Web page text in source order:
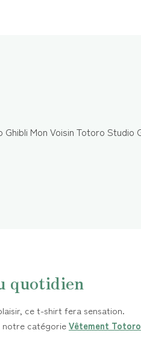
quotidien
ce t-shirt fera sensation.
notre catégorieVêtement Totoro